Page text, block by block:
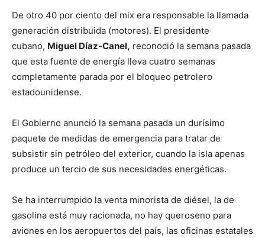
De otro 40 por ciento del mix era responsable la llamada
generación distribuida (motores). El presidente
cubano, Miguel Díaz-Canel, reconoció la semana pasada
que esta fuente de energía lleva cuatro semanas
completamente parada por el bloqueo petrolero
estadounidense.
El Gobierno anunció la semana pasada un durísimo
paquete de medidas de emergencia para tratar de
subsistir sin petróleo del exterior, cuando la isla apenas
produce un tercio de sus necesidades energéticas.
Se ha interrumpido la venta minorista de diésel, la de
gasolina está muy racionada, no hay queroseno para
aviones en los aeropuertos del país, las oficinas estatales